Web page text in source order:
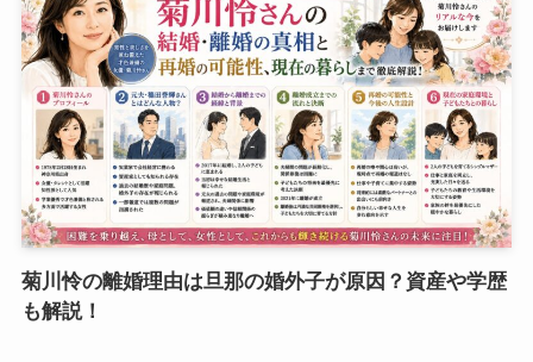
菊川怜の離婚理由は旦那の婚外子が原因？資産や学歴
も解説！